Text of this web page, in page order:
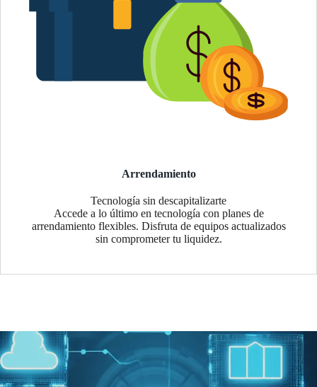
Arrendamiento
Tecnología sin descapitalizarte
Accede a lo último en tecnología con planes de
arrendamiento flexibles. Disfruta de equipos actualizados
sin comprometer tu liquidez.